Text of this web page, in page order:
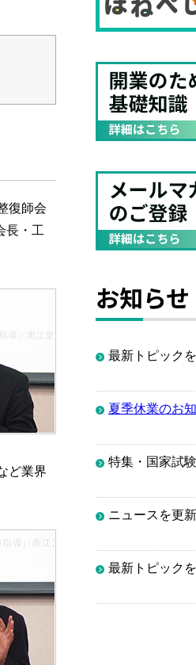
復師会
長・工
ど業界
お知らせ
最新トピック
夏季休業のお
特集・国家試
ニュースを更
最新トピック